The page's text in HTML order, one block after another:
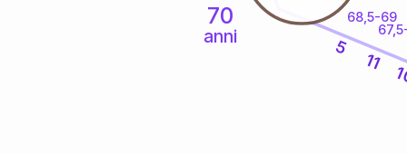
70
anni
68,5-69
11
5